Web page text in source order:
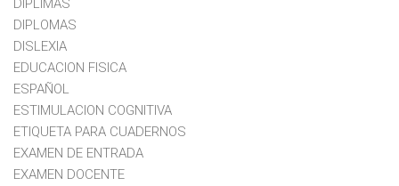
DIPLIMAS
DIPLOMAS
DISLEXIA
EDUCACION FISICA
ESPAÑOL
ESTIMULACION COGNITIVA
ETIQUETA PARA CUADERNOS
EXAMEN DE ENTRADA
EXAMEN DOCENTE